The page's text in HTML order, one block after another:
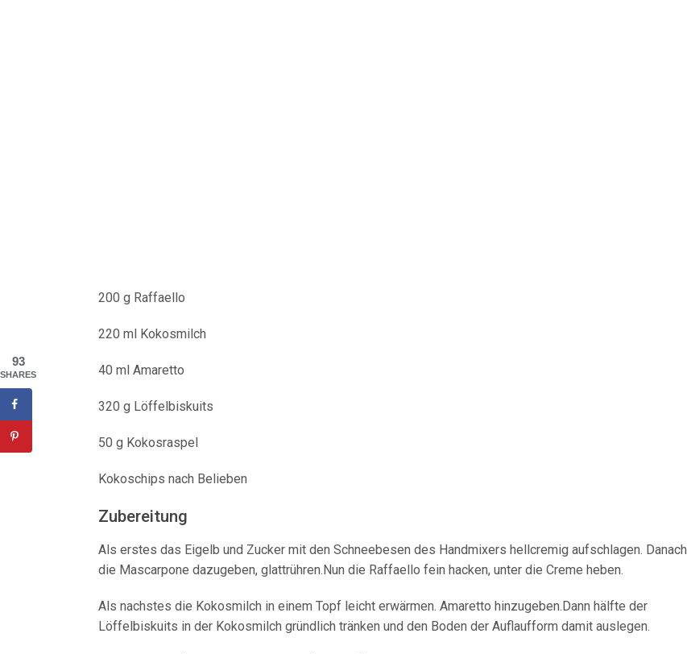
200 g Raffaello
220 ml Kokosmilch
40 ml Amaretto
320 g Löffelbiskuits
50 g Kokosraspel
Kokoschips nach Belieben
Zubereitung
Als erstes das Eigelb und Zucker mit den Schneebesen des Handmixers hellcremig aufschlagen. Danach
die Mascarpone dazugeben, glattrühren.Nun die Raffaello fein hacken, unter die Creme heben.
Als nachstes die Kokosmilch in einem Topf leicht erwärmen. Amaretto hinzugeben.Dann hälfte der
Löffelbiskuits in der Kokosmilch gründlich tränken und den Boden der Auflaufform damit auslegen.
93
SHARES